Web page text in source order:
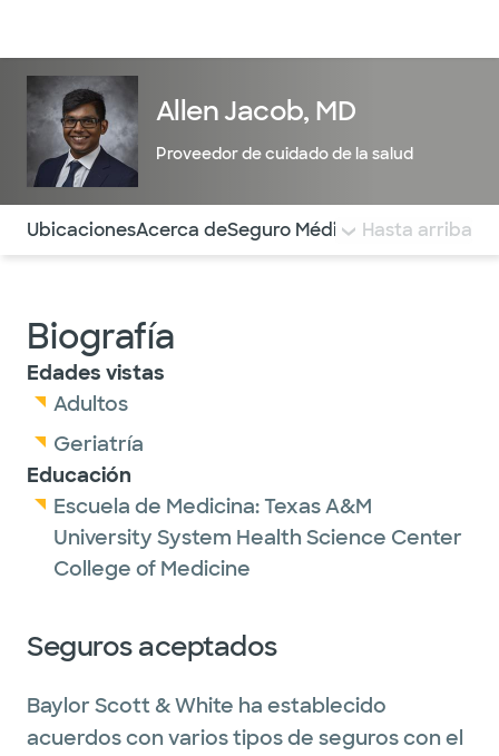
Allen Jacob, MD
Proveedor de cuidado de la salud
Utilice esta navegación para saltar rápidamente a
UbicacionesAcerca deSeguro Médico COMENTARIOS
Hasta arriba
Biografía
Edades vistas
Adultos
Geriatría
Educación
Escuela de Medicina:Texas A&M
University System Health Science Center
College of Medicine
Seguros aceptados
Baylor Scott & White ha establecido
acuerdos con varios tipos de seguros con el